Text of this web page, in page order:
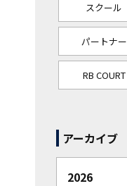
スクール
パートナー
RB COURT
アーカイブ
2026